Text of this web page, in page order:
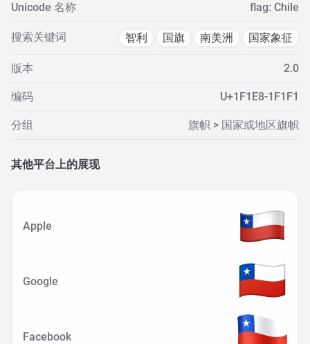
Unicode 名称 flag: Chile
搜索关键词 智利 国旗 南美洲 国家象征
版本 2.0
编码 U+1F1E8-1F1F1
分组 旗帜 > 国家或地区旗帜
其他平台上的展现
Apple
Google
Facebook